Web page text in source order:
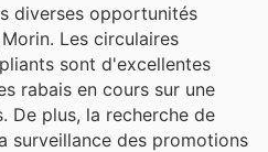
diverses opportunités
Les circulaires
sont d'excellentes
rabais en cours sur une
De plus, la recherche de
surveillance des promotions